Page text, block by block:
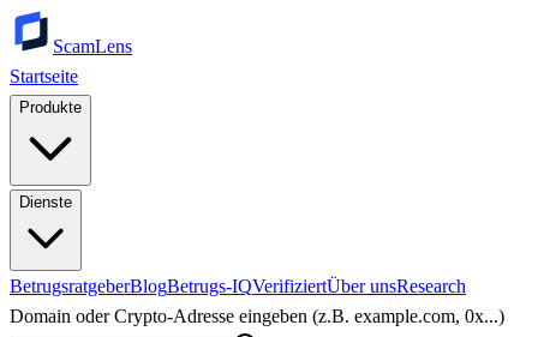
ScamLens
Startseite
Produkte
Dienste
BetrugsratgeberBlogBetrugs-IQVerifiziertÜber unsResearch
Domain oder Crypto-Adresse eingeben (z.B. example.com, 0x...)